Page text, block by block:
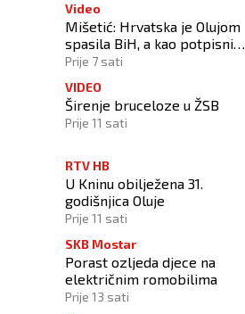
Video
Mišetić: Hrvatska je Olujom
spasila BiH, a kao potpisnica
Daytona ima puno pravo
Prije 7 sati
VIDEO
Širenje bruceloze u ŽSB
Prije 11 sati
RTV HB
U Kninu obilježena 31.
godišnjica Oluje
Prije 11 sati
SKB Mostar
Porast ozljeda djece na
električnim romobilima
Prije 13 sati